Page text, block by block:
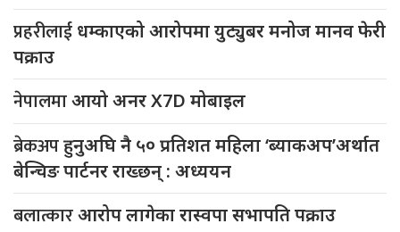
प्रहरीलाई धम्काएको आरोपमा युट्युबर मनोज मानव फेरी
पक्राउ
नेपालमाआयो अनर X7D मोबाइल
ब्रेकअपहुनुअघि नै ५० प्रतिशत महिला ‘ब्याकअप’अर्थात
बेन्चिङ पार्टनर राख्छन् : अध्ययन
बलात्कारआरोप लागेका रास्वपा सभापति पक्राउ